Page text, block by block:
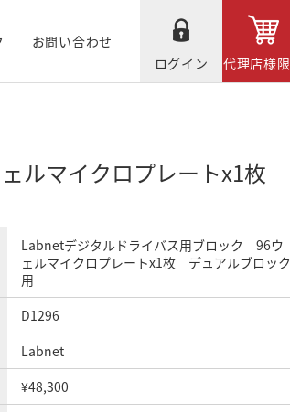
お問い合わせ
ログイン
代理店様
ルマイクロプレートx1枚
Labnetデジタルドライバス用ブロック 96ウ
ェルマイクロプレートx1枚 デュアルブロック
用
D1296
Labnet
¥48,300